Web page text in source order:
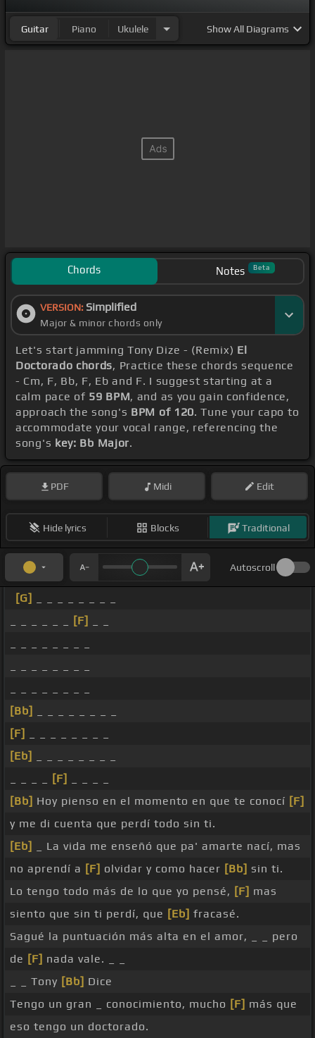
Guitar Piano Ukulele ShowAll Diagrams
Chords Notes Beta
VERSION: Simplified
Major & minor chords only
Let's start jamming Tony Dize - (Remix) El
Doctorado chords, Practice these chords sequence
- Cm, F, Bb, F, Eb and F. I suggest starting at a
calm pace of 59 BPM, and as you gain confidence,
approach the song's BPM of 120. Tune your capo to
accommodate your vocal range, referencing the
song's key: Bb Major.
PDF Midi Edit
Hide lyrics Blocks Traditional
Autoscroll
[G]
[F]
[Bb]
[F]
[Eb]
[F]
[Bb] Hoy pienso en el momento en que te conocí [F]
y me di cuenta que perdí todo sin ti.
[Eb]
_ La vida me enseñó que pa' amarte nací, mas
no aprendí a [F] olvidar y como hacer [Bb] sin ti.
Lo tengo todo más de lo que yo pensé, [F] mas
siento que sin ti perdí, que [Eb] fracasé.
Sagué la puntuación más alta en el amor, _ _ pero
de [F] nada vale. _ _
_ _ Tony [Bb] Dice
Tengo un gran _ conocimiento, mucho [F] más que
eso tengo un doctorado.